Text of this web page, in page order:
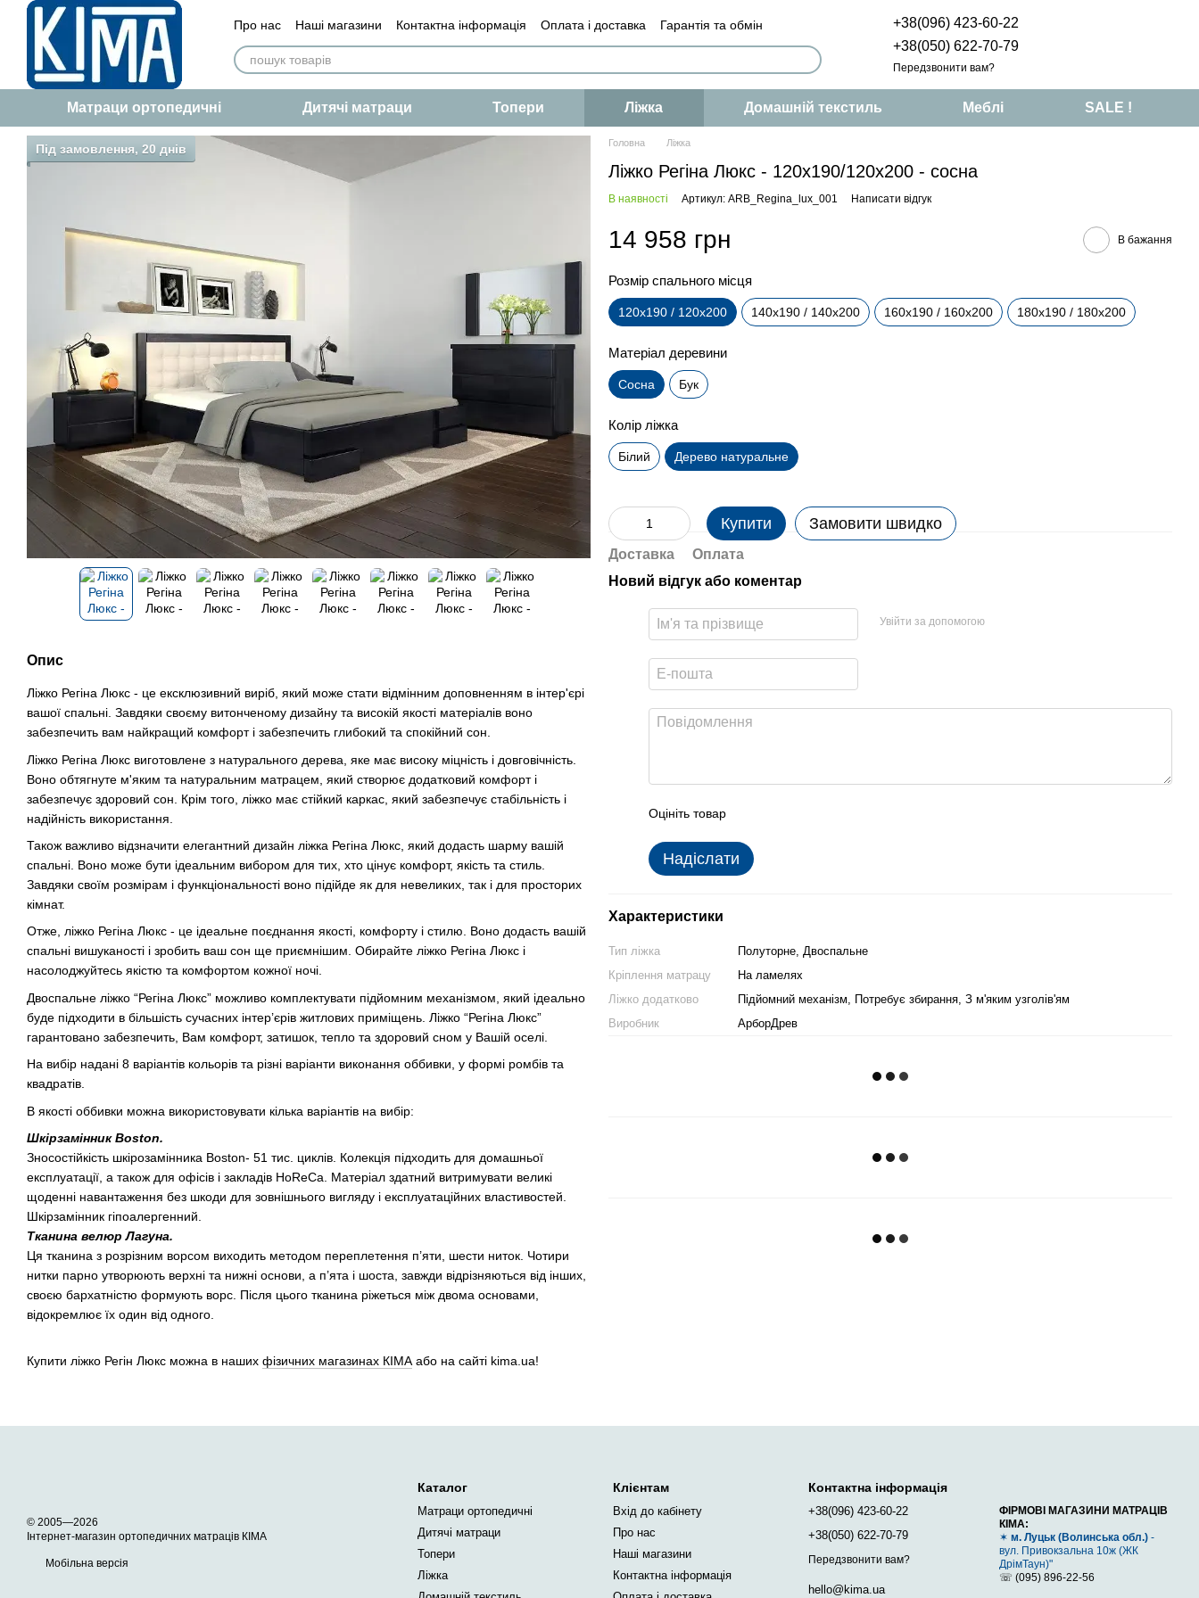
Перейти до основного контенту
Про нас Наші магазини Контактна інформація Оплата і доставка
Гарантія та обмін
Сертифікат якості
Статті Умови Оферта
+38(096) 423-60-22
+38(050) 622-70-79
Передзвонити вам?
Матраци ортопедичні Дитячі матраци Топери Ліжка Домашній текстиль Меблі SALE !
Під замовлення, 20 днів
Опис
Ліжко Регіна Люкс - це ексклюзивний виріб, який може стати відмінним доповненням в інтер'єрі
вашої спальні. Завдяки своєму витонченому дизайну та високій якості матеріалів воно
забезпечить вам найкращий комфорт і забезпечить глибокий та спокійний сон.
Ліжко Регіна Люкс виготовлене з натурального дерева, яке має високу міцність і довговічність.
Воно обтягнуте м'яким та натуральним матрацем, який створює додатковий комфорт і
забезпечує здоровий сон. Крім того, ліжко має стійкий каркас, який забезпечує стабільність і
надійність використання.
Також важливо відзначити елегантний дизайн ліжка Регіна Люкс, який додасть шарму вашій
спальні. Воно може бути ідеальним вибором для тих, хто цінує комфорт, якість та стиль.
Завдяки своїм розмірам і функціональності воно підійде як для невеликих, так і для просторих
кімнат.
Отже, ліжко Регіна Люкс - це ідеальне поєднання якості, комфорту і стилю. Воно додасть вашій
спальні вишуканості і зробить ваш сон ще приємнішим. Обирайте ліжко Регіна Люкс і
насолоджуйтесь якістю та комфортом кожної ночі.
Двоспальне ліжко “Регіна Люкс” можливо комплектувати підйомним механізмом, який ідеально
буде підходити в більшість сучасних інтер’єрів житлових приміщень. Ліжко “Регіна Люкс”
гарантовано забезпечить, Вам комфорт, затишок, тепло та здоровий сном у Вашій оселі.
На вибір надані 8 варіантів кольорів та різні варіанти виконання оббивки, у формі ромбів та
квадратів.
В якості оббивки можна використовувати кілька варіантів на вибір:
Шкірзамінник Boston.
Зносостійкість шкірозамінника Boston- 51 тис. циклів. Колекція підходить для домашньої
експлуатації, а також для офісів і закладів HoReCa. Матеріал здатний витримувати великі
щоденні навантаження без шкоди для зовнішнього вигляду і експлуатаційних властивостей.
Шкірзамінник гіпоалергенний.
Тканина велюр Лагуна.
Ця тканина з розрізним ворсом виходить методом переплетення п’яти, шести ниток. Чотири
нитки парно утворюють верхні та нижні основи, а п’ята і шоста, завжди відрізняються від інших,
своєю бархатністю формують ворс. Після цього тканина ріжеться між двома основами,
відокремлює їх один від одного.
Купити ліжко Регін Люкс можна в наших фізичних магазинах КІМАабо на сайті kima.ua!
Головна Ліжка
Ліжко Регіна Люкс - 120х190/120х200 - сосна
В наявності Артикул: ARB_Regina_lux_001 Написати відгук
14 958 грн В бажання
Розмір спального місця
120х190 / 120х200 140х190 / 140х200 160х190 / 160х200 180х190 / 180х200
Матеріал деревини
Сосна Бук
Колір ліжка
Білий Дерево натуральне
Купити Замовити швидко
Доставка
Оплата
Новий відгук або коментар
Увійти за допомогою
Оцініть товар
Надіслати
Характеристики
Тип ліжка
Полуторне, Двоспальне
Кріплення матрацу
На ламелях
Ліжко додатково
Підйомний механізм, Потребує збирання, З м'яким узголів'ям
Виробник
АрборДрев
© 2005—2026
Інтернет-магазин ортопедичних матраців КІМА
Мобільна версія
Каталог
Матраци ортопедичні
Дитячі матраци
Топери
Ліжка
Клієнтам
Вхід до кабінету
Про нас
Наші магазини
Контактна інформація
Контактна інформація
+38(096) 423-60-22
+38(050) 622-70-79
Передзвонити вам?
hello@kima.ua
ФІРМОВІ МАГАЗИНИ МАТРАЦІВ
КІМА:
✶ м. Луцьк (Волинська обл.) -
вул. Привокзальна 10ж (ЖК
ДрімТаун)"
☏ (095) 896-22-56